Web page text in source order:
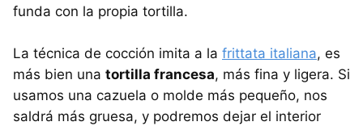
funda con la propia tortilla.
La técnica de cocción imita a la frittata italiana, es
más bien una tortilla francesa, más fina y ligera. Si
usamos una cazuela o molde más pequeño, nos
saldrá más gruesa, y podremos dejar el interior